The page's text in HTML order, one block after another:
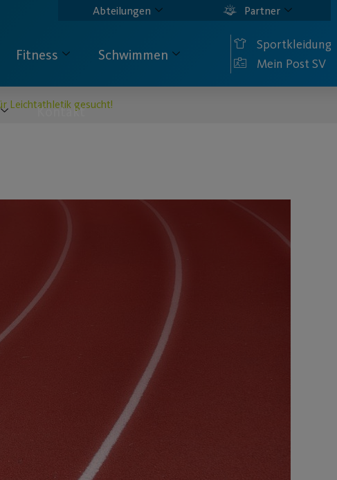
Abteilungen Partner
Fitness Schwimmen
Kontakt
Sportkleidung
Mein Post SV
Leichtathletik gesucht!